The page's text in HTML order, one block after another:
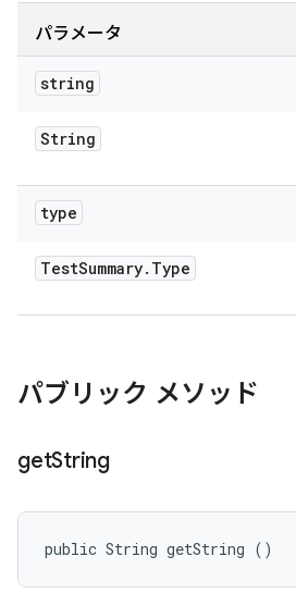
パラメータ
string
String
type
TestSummary. Type
パブリック メソッド
getString
public String getString ()